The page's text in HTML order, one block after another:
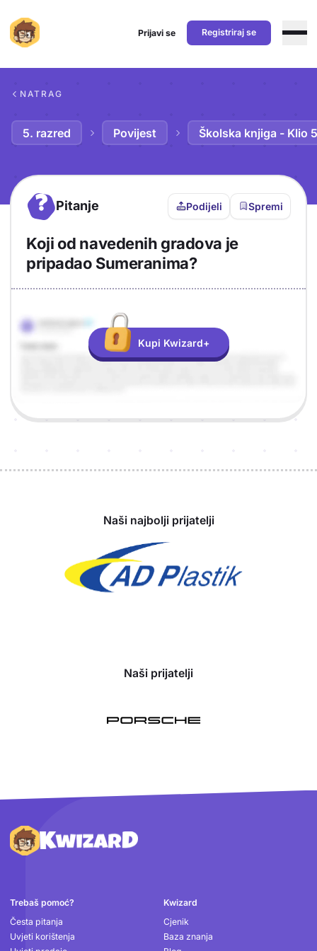
Prijavi se Registriraj se
NATRAG
5. razred Povijest Školska knjiga - Klio 5
? Pitanje Podijeli Spremi
Koji od navedenih gradova je
pripadao Sumeranima?
Odgovor
Objašnjenje
Kupi Kwizard+
Naši najbolji prijatelji
Naši prijatelji
Podnožje
Trebaš pomoć?
Česta pitanja
Uvjeti korištenja
Kwizard
Cjenik
Baza znanja